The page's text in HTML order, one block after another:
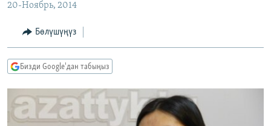
МАДАНИЯТ
ТВ ПРОГРАММАЛАР
БҮГҮН АЗАТТЫКТА
ДАНИСТЕ
ЭЖЕ-СИҢДИЛЕР
ПОДКАСТ
Русский
ОНЛАЙН ШЕРИНЕ
20-Ноябрь, 2014
Бөлүшүңүз
Бизди Google'дан табыңыз